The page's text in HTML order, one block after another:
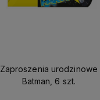
Zaproszenia urodzinowe
Batman, 6 szt.